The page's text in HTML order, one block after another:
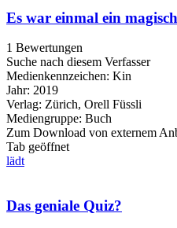
Es war einmal ein
1 Bewertungen
Suche nach diesem Verfasser
Medienkennzeichen: Kin
Jahr: 2019
Verlag: Zürich, Orell Füssli
Mediengruppe: Buch
Zum Download von externem
Tab geöffnet
lädt
Das geniale Quiz?